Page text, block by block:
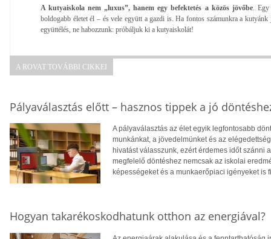
A kutyaiskola nem „luxus”, hanem egy befektetés a közös jövőbe. Egy
boldogabb életet él – és vele együtt a gazdi is. Ha fontos számunkra a
együttélés, ne habozzunk: próbáljuk ki a kutyaiskolát!
A ROVAT TOVÁBBI CIKKEI
Pályaválasztás előtt – hasznos tippek a jó
A pályaválasztás az élet egyik legfontosabb
munkánkat, a jövedelmünket és az
hivatást válasszunk, ezért érdemes időt szánni
megfelelő döntéshez nemcsak az iskolai
képességeket és a munkaerőpiaci igényeket is
Hogyan takarékoskodhatunk otthon az energiával?